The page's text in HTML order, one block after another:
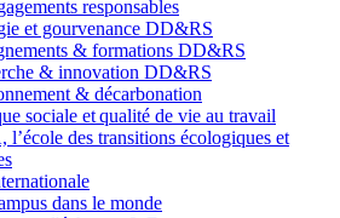
responsables
et gourvenance DD&RS
& formations DD&RS
& innovation DD&RS
& décarbonation
sociale et qualité de vie au travail
des transitions écologiques et
dans le monde